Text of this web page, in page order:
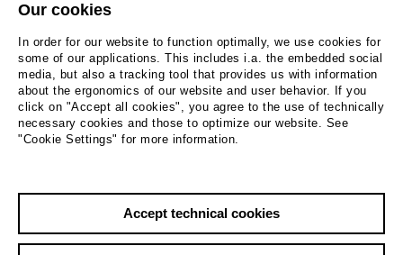
Overview
Our cookies
In order for our website to function optimally, we use cookies for
some of our applications. This includes i.a. the embedded social
media, but also a tracking tool that provides us with information
about the ergonomics of our website and user behavior. If you
click on "Accept all cookies", you agree to the use of technically
necessary cookies and those to optimize our website. See
"Cookie Settings" for more information.
Accept technical cookies